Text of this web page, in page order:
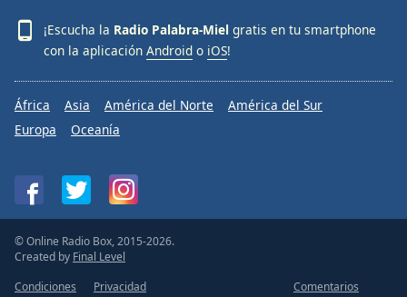
¡Escucha la Radio Palabra-Miel gratis en tu smartphone
con la aplicación Android o iOS!
África Asia América del Norte
América del Sur
Europa
Oceanía
© Online Radio Box, 2015-2026.
Created by Final Level
Condiciones
Privacidad Comentarios